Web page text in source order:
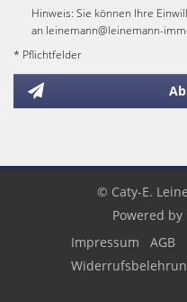
Hinweis: Sie können Ihre
an leinemann@leinemann-
* Pflichtfelder
© Caty-E.
Powered by
Impressum
AGB